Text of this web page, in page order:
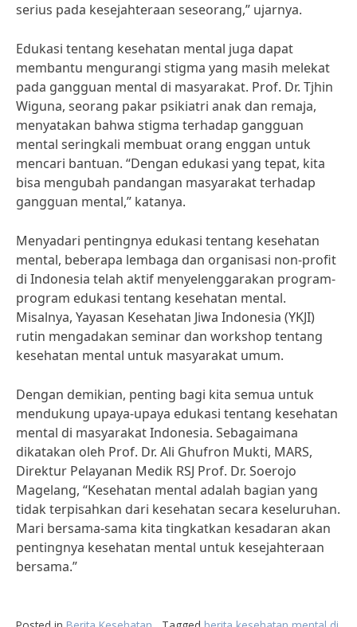
serius pada kesejahteraan seseorang,” ujarnya.
Edukasi tentang kesehatan mental juga dapat
membantu mengurangi stigma yang masih melekat
pada gangguan mental di masyarakat. Prof. Dr. Tjhin
Wiguna, seorang pakar psikiatri anak dan remaja,
menyatakan bahwa stigma terhadap gangguan
mental seringkali membuat orang enggan untuk
mencari bantuan. “Dengan edukasi yang tepat, kita
bisa mengubah pandangan masyarakat terhadap
gangguan mental,” katanya.
Menyadari pentingnya edukasi tentang kesehatan
mental, beberapa lembaga dan organisasi non-profit
di Indonesia telah aktif menyelenggarakan program-
program edukasi tentang kesehatan mental.
Misalnya, Yayasan Kesehatan Jiwa Indonesia (YKJI)
rutin mengadakan seminar dan workshop tentang
kesehatan mental untuk masyarakat umum.
Dengan demikian, penting bagi kita semua untuk
mendukung upaya-upaya edukasi tentang kesehatan
mental di masyarakat Indonesia. Sebagaimana
dikatakan oleh Prof. Dr. Ali Ghufron Mukti, MARS,
Direktur Pelayanan Medik RSJ Prof. Dr. Soerojo
Magelang, “Kesehatan mental adalah bagian yang
tidak terpisahkan dari kesehatan secara keseluruhan.
Mari bersama-sama kita tingkatkan kesadaran akan
pentingnya kesehatan mental untuk kesejahteraan
bersama.”